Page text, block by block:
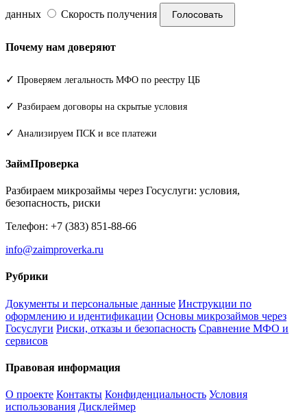
данных Скорость получения Голосовать
Почему нам доверяют
✓ Проверяем легальность МФО по реестру ЦБ
✓ Разбираем договоры на скрытые условия
✓ Анализируем ПСК и все платежи
ЗаймПроверка
Разбираем микрозаймы через Госуслуги: условия,
безопасность, риски
Телефон: +7 (383) 851-88-66
info@zaimproverka.ru
Рубрики
Документы и персональные данные Инструкции по
оформлению и идентификации Основы микрозаймов через
Госуслуги Риски, отказы и безопасность Сравнение МФО и
сервисов
Правовая информация
О проекте Контакты Конфиденциальность Условия
использования Дисклеймер